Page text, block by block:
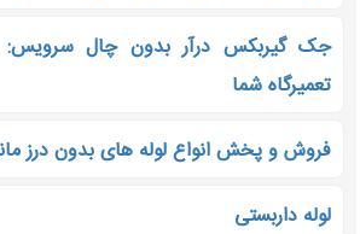
جک گیربکس درآر بدون چال سرویس:
تعمیرگاه شما
فروش و پخش انواع لوله های بدون درز
لوله داربستی